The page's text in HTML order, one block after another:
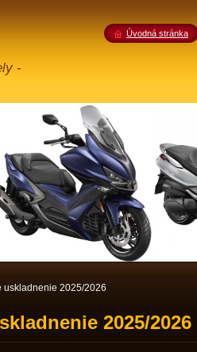
-
uskladnenie 2025/2026
2025/2026
Úvodná stránka